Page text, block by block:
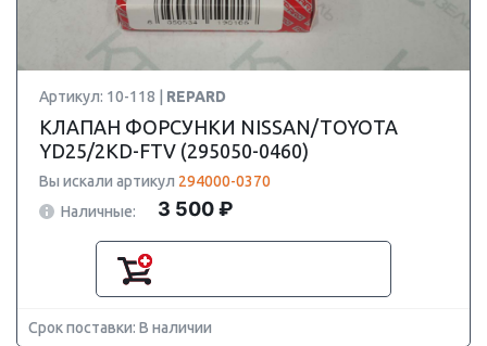
Артикул: 10-118 | REPARD
КЛАПАН ФОРСУНКИ NISSAN/TOYOTA
YD25/2KD-FTV (295050-0460)
Вы искали артикул 294000-0370
Наличные:
3 500 ₽
Срок поставки: В наличии